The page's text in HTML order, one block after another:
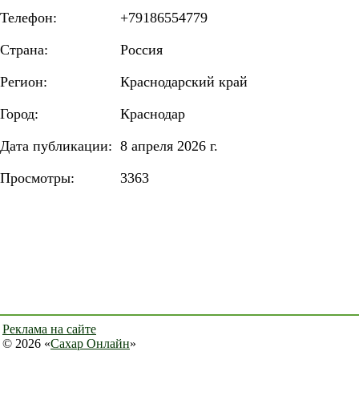
Телефон:
+79186554779
Страна:
Россия
Регион:
Краснодарский край
Город:
Краснодар
Дата публикации: 8 апреля 2026 г.
Просмотры:
3363
Реклама на сайте
© 2026 «Сахар Онлайн»